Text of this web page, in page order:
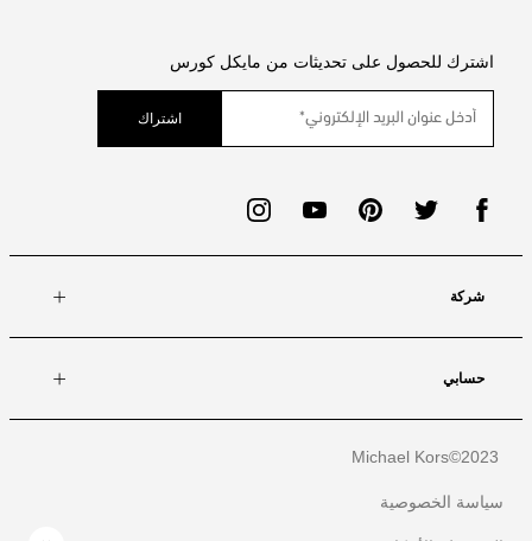
اشترك للحصول على تحديثات من مايكل كورس
اشتراك
شركة
حسابي
Michael Kors
سياسة الخصوصية